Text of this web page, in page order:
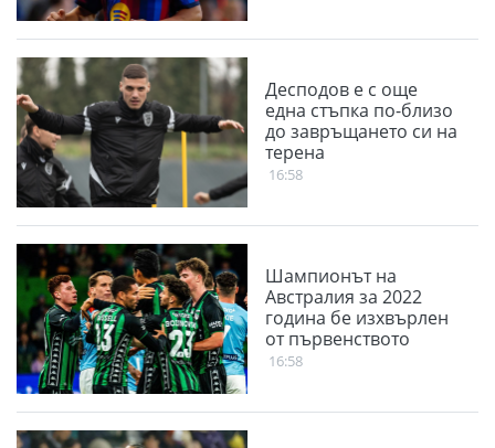
Десподов e с още
една стъпка по-близо
до завръщането си на
терена
16:58
Шампионът на
Австралия за 2022
година бе изхвърлен
от първенството
16:58